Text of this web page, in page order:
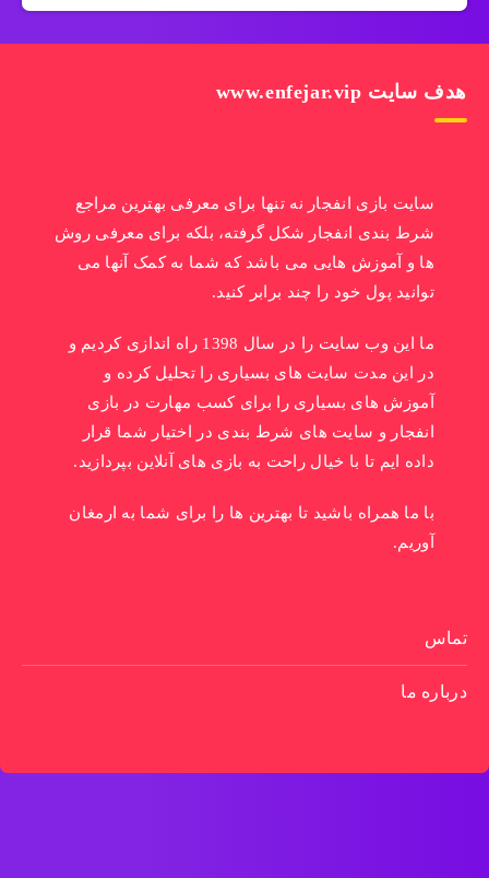
هدف سایت www.enfejar.vip
سایت بازی انفجار نه تنها برای معرفی بهترین مراجع
شرط بندی انفجار شکل گرفته، بلکه برای معرفی روش
ها و آموزش هایی می باشد که شما به کمک آنها می
توانید پول خود را چند برابر کنید.
ما این وب سایت را در سال 1398 راه اندازی کردیم و
در این مدت سایت های بسیاری را تحلیل کرده و
آموزش های بسیاری را برای کسب مهارت در بازی
انفجار و سایت های شرط بندی در اختیار شما قرار
داده ایم تا با خیال راحت به بازی های آنلاین بپردازید.
با ما همراه باشید تا بهترین ها را برای شما به ارمغان
آوریم.
تماس
درباره ما